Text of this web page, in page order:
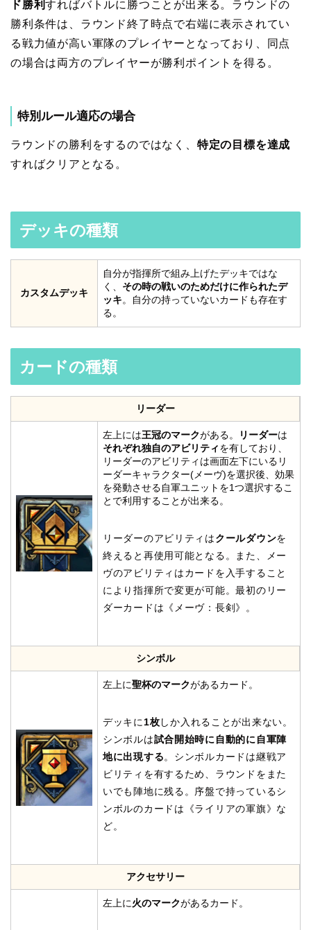
ド勝利すればバトルに勝つことが出来る。ラウンドの
勝利条件は、ラウンド終了時点で右端に表示されてい
る戦力値が高い軍隊のプレイヤーとなっており、同点
の場合は両方のプレイヤーが勝利ポイントを得る。
特別ルール適応の場合
ラウンドの勝利をするのではなく、 特定の目標を達成
すればクリアとなる。
デッキの種類
カスタムデッキ
自分が指揮所で組み上げたデッキではな
く、 その時の戦いのためだけに作られたデ
ッキ。自分の持っていないカードも存在す
る。
カードの種類
リーダー
左上には王冠のマークがある。 リーダーは
それぞれ独自のアビリティを有しており、
リーダーのアビリティは画面左下にいるリ
ーダーキャラクター(メーヴ)を選択後、効果
を発動させる自軍ユニットを1つ選択するこ
とで利用することが出来る。
リーダーのアビリティはクールダウンを
終えると再使用可能となる。また、メー
ヴのアビリティはカードを入手すること
により指揮所で変更が可能。最初のリー
ダーカードは《メーヴ：長剣》。
シンボル
左上に聖杯のマークがあるカード。
デッキに 1枚しか入れることが出来ない。
シンボルは試合開始時に自動的に自軍陣
地に出現する。シンボルカードは継戦ア
ビリティを有するため、ラウンドをまた
いでも陣地に残る。序盤で持っているシ
ンボルのカードは《ライリアの軍旗》な
ど。
アクセサリー
左上に火のマークがあるカード。